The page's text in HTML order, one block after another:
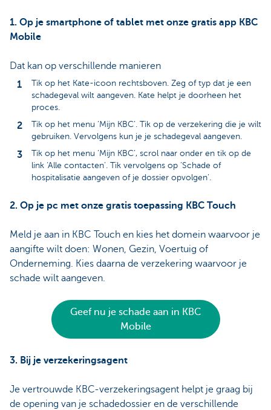
1. Op je smartphone of tablet met onze gratis app KBC
Mobile
Dat kan op verschillende manieren
Tik op het Kate-icoon rechtsboven. Zeg of typ dat je een
schadegeval wilt aangeven. Kate helpt je doorheen het
proces.
Tik op het menu ‘Mijn KBC’. Tik op de verzekering die je wilt
gebruiken. Vervolgens kun je je schadegeval aangeven.
Tik op het menu ‘Mijn KBC’, scrol naar onder en tik op de
link ‘Alle contacten’. Tik vervolgens op ‘Schade of
hospitalisatie aangeven of je dossier opvolgen’.
2. Op je pc met onze gratis toepassing KBC Touch
Meld je aan in KBC Touch en kies het domein waarvoor je
aangifte wilt doen: Wonen, Gezin, Voertuig of
Onderneming. Kies daarna de verzekering waarvoor je
schade wilt aangeven.
Geef nu je schade aan in KBC
Mobile
3. Bij je verzekeringsagent
Je vertrouwde KBC-verzekeringsagent helpt je graag bij
de opening van je schadedossier en de verschillende